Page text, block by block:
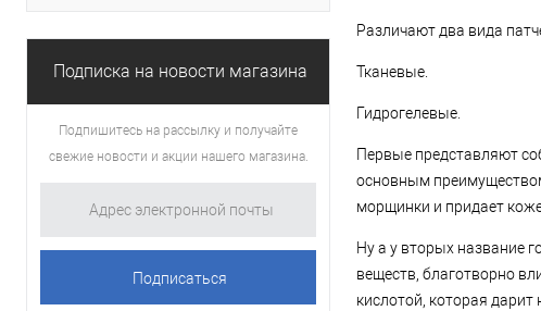
Подписка на новости магазина
Подпишитесь на рассылку и получайте
свежие новости и акции нашего магазина.
Различают два вида
Тканевые.
Гидрогелевые.
Первые представляют
основным
морщинки и придает
Ну а у вторых название
веществ, благотворно
кислотой, которая